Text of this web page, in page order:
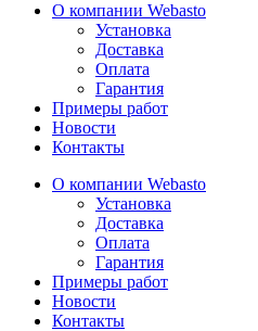
О компании Webasto
Установка
Доставка
Оплата
Гарантия
Примеры работ
Новости
Контакты
О компании Webasto
Установка
Доставка
Оплата
Гарантия
Примеры работ
Новости
Контакты